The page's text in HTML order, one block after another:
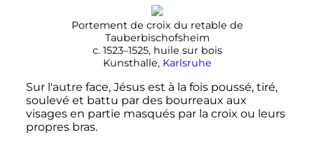
Portement de croix du retable de
Tauberbischofsheim
c. 1523–1525, huile sur bois
Kunsthalle, Karlsruhe
Sur l'autre face, Jésus est à la fois poussé, tiré,
soulevé et battu par des bourreaux aux
visages en partie masqués par la croix ou leurs
propres bras.